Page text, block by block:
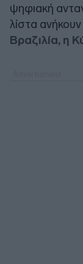
ψηφιακή
λίστα
Βραζιλία, η